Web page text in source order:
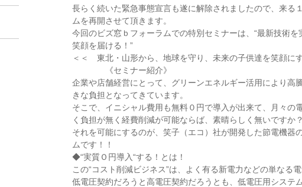
長らく続いた緊急事態宣言も遂に解除されましたので、来る
ムを再開させて頂きます。
今回のビズ窓ｂフォーラムでの特別セミナーは、“最新技術
笑顔を届ける！”
＜＜ 東北・山形から、地球を守り、未来の子供達を笑顔
《セミナー紹介》
企業や店舗経営にとって、グリーンエネルギー活用により高
きな負担となってきています。
そこで、イニシャル費用も無料０円で導入が出来て、月々の
く負担が無く経費削減が可能ならば、素晴らしく無いですか
それを可能にするのが、笑子（エコ）社が開発した節電機器
ムです！！
◆“実質Ｏ円導入“する！とは！
この“コスト削減ビジネス”は、よく有る新電力などの単なる
低電圧契約だろうと高電圧契約だろうとも、低電圧用システ